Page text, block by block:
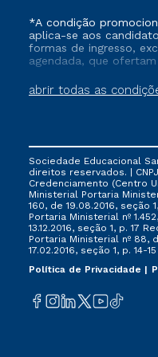
abrir todas as
*A condição
aplica-se aos
formas de ingresso,
agendada, que
que ainda não tenham
cancelado ou trancado
FIES, Prouni e outros
não se acumula com
ofertada pela
Sociedade Educacional
direitos reservados. |
Credenciamento (Centro
Ministerial Portaria
160, de 19.08.2016, seção
Portaria Ministerial nº
13.12.2016, seção 1, p. 17
Portaria Ministerial nº 88,
17.02.2016, seção 1, p. 14-15
Política de Privacidade